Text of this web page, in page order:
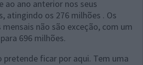
ao ano anterior nos seus
atingindo os 276 milhões . Os
não são exceção, com um
696 milhões.
pretende ficar por aqui. Tem uma